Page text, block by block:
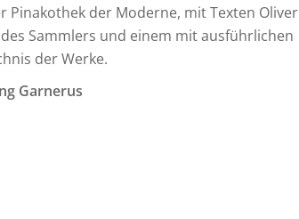
der Moderne, mit Texten Oliver
Sammlers und einem mit ausführlichen
der Werke.
Garnerus